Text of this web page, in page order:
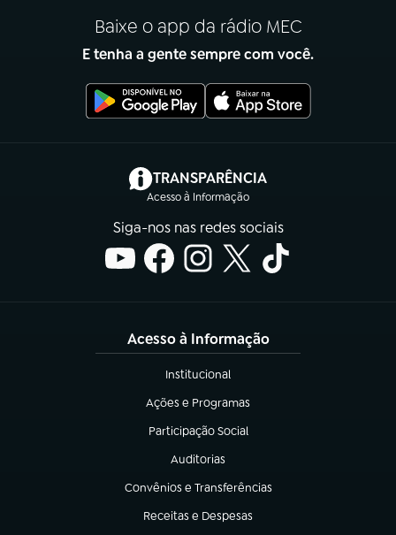
Baixe o app da rádio MEC
E tenha a gente sempre com você.
TRANSPARÊNCIA
Acesso à Informação
(abre em nova aba)
Siga-nos nas redes sociais
Acesso à Informação
Institucional
(abre em nova aba)
Ações e Programas
(abre em nova aba)
Participação Social
(abre em nova aba)
Auditorias
(abre em nova aba)
Convênios e Transferências
(abre em nova aba)
Receitas e Despesas
(abre em nova aba)